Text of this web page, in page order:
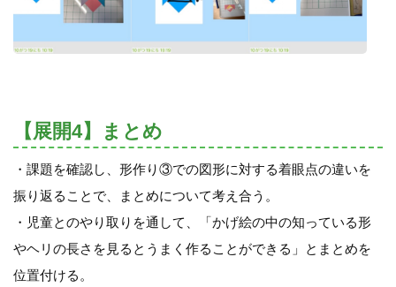
【展開4】まとめ
・課題を確認し、形作り③での図形に対する着眼点の違いを
振り返ることで、まとめについて考え合う。
・児童とのやり取りを通して、「かげ絵の中の知っている形
やヘリの長さを見るとうまく作ることができる」とまとめを
位置付ける。